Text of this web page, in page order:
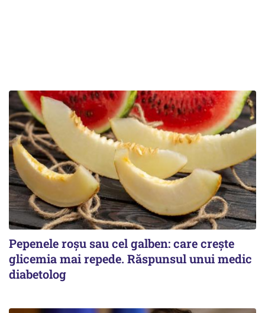
Pepenele roșu sau cel galben: care crește
glicemia mai repede. Răspunsul unui medic
diabetolog